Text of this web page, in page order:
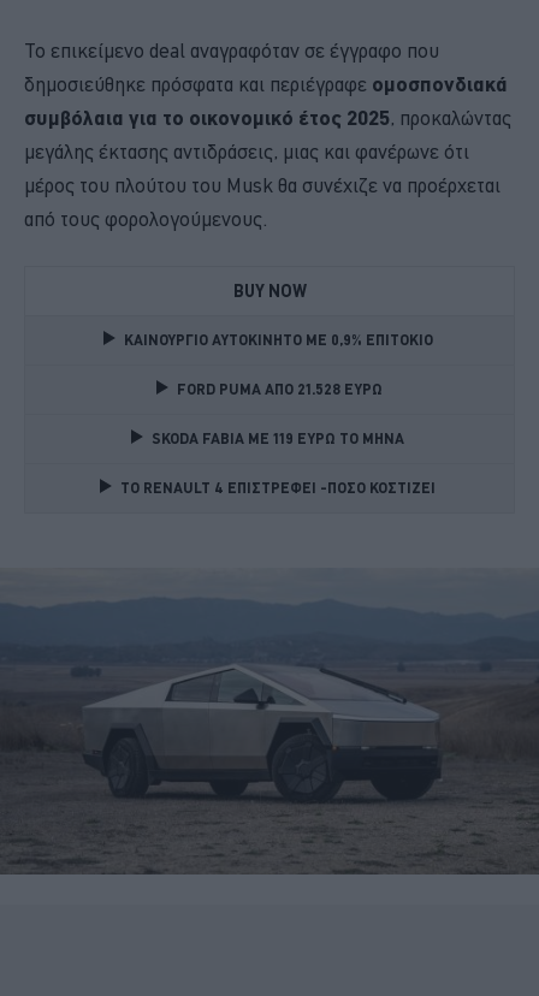
Το επικείμενο deal αναγραφόταν σε έγγραφο που
δημοσιεύθηκε πρόσφατα και περιέγραφε ομοσπονδιακά
συμβόλαια για το οικονομικό έτος 2025, προκαλώντας
μεγάλης έκτασης αντιδράσεις, μιας και φανέρωνε ότι
μέρος του πλούτου του Musk θα συνέχιζε να προέρχεται
από τους φορολογούμενους.
BUY NOW
ΚΑΙΝΟΥΡΓΙΟ ΑΥΤΟΚΙΝΗΤΟ ΜΕ 0,9% ΕΠΙΤΟΚΙΟ
FORD PUMA ΑΠΟ 21.528 ΕΥΡΩ
SKODA FABIA ME 119 ΕΥΡΩ ΤΟ ΜΗΝΑ
TO RENAULT 4 ΕΠΙΣΤΡΕΦΕΙ -ΠΟΣΟ ΚΟΣΤΙΖΕΙ